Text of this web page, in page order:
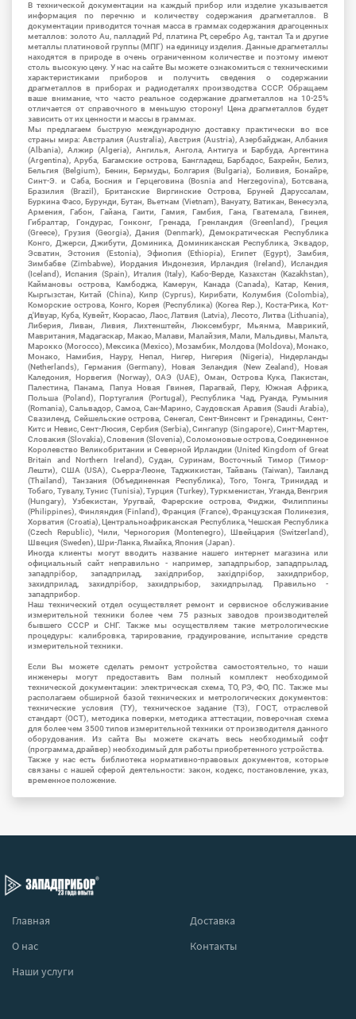
В технической документации на каждый прибор или изделие указывается
информация по перечню и количеству содержания драгметаллов. В
документации приводится точная масса в граммах содержания драгоценных
металлов: золото Au, палладий Pd, платина Pt, серебро Ag, тантал Ta и другие
металлы платиновой группы (МПГ) на единицу изделия. Данные драгметаллы
находятся в природе в очень ограниченном количестве и поэтому имеют
столь высокую цену. У нас на сайте Вы можете ознакомиться с техническими
характеристиками приборов и получить сведения о содержании
драгметаллов в приборах и радиодеталях производства СССР. Обращаем
ваше внимание, что часто реальное содержание драгметаллов на 10-25%
отличается от справочного в меньшую сторону! Цена драгметаллов будет
зависить от их ценности и массы в граммах.
Мы предлагаем быструю международную доставку практически во все
страны мира: Австралия (Australia), Австрия (Austria), Азербайджан, Албания
(Albania), Алжир (Algeria), Ангилья, Ангола, Антигуа и Барбуда, Аргентина
(Argentina), Аруба, Багамские острова, Бангладеш, Барбадос, Бахрейн, Белиз,
Бельгия (Belgium), Бенин, Бермуды, Болгария (Bulgaria), Боливия, Бонайре,
Синт-Э. и Саба, Босния и Герцеговина (Bosnia and Herzegovina), Ботсвана,
Бразилия (Brazil), Британские Виргинские Острова, Бруней Даруссалам,
Буркина Фасо, Бурунди, Бутан, Вьетнам (Vietnam), Вануату, Ватикан, Венесуэла,
Армения, Габон, Гайана, Гаити, Гамия, Гамбия, Гана, Гватемала, Гвинея,
Гибралтар, Гондурас, Гонконг, Гренада, Гренландия (Greenland), Греция
(Greece), Грузия (Georgia), Дания (Denmark), Демократическая Республика
Конго, Джерси, Джибути, Доминика, Доминиканская Республика, Эквадор,
Эсватин, Эстония (Estonia), Эфиопия (Ethiopia), Египет (Egypt), Замбия,
Зимбабве (Zimbabwe), Иордания Индонезия, Ирландия (Ireland), Исландия
(Iceland), Испания (Spain), Италия (Italy), Кабо-Верде, Казахстан (Kazakhstan),
Каймановы острова, Камбоджа, Камерун, Канада (Canada), Катар, Кения,
Кыргызстан, Китай (China), Кипр (Cyprus), Кирибати, Колумбия (Colombia),
Коморские острова, Конго, Корея (Республика) (Korea Rep.), Коста-Рика, Кот-
д'Ивуар, Куба, Кувейт, Кюрасао, Лаос, Латвия (Latvia), Лесото, Литва (Lithuania),
Либерия, Ливан, Ливия, Лихтенштейн, Люксембург, Мьянма, Маврикий,
Мавритания, Мадагаскар, Макао, Малави, Малайзия, Мали, Мальдивы, Мальта,
Марокко (Morocco), Мексика (Mexico), Мозамбик, Молдова (Moldova), Монако,
Монако, Намибия, Науру, Непал, Нигер, Нигерия (Nigeria), Нидерланды
(Netherlands), Германия (Germany), Новая Зеландия (New Zealand), Новая
Каледония, Норвегия (Norway), ОАЭ (UAE), Оман, Острова Кука, Пакистан,
Палестина, Панама, Папуа Новая Гвинея, Парагвай, Перу, Южная Африка,
Польша (Poland), Португалия (Portugal), Республика Чад, Руанда, Румыния
(Romania), Сальвадор, Самоа, Сан-Марино, Саудовская Аравия (Saudi Arabia),
Свазиленд, Сейшельские острова, Сенегал, Сент-Винсент и Гренадины, Сент-
Китс и Невис, Сент-Люсия, Сербия (Serbia), Сингапур (Singapore), Синт-Мартен,
Словакия (Slovakia), Словения (Slovenia), Соломоновые острова, Соединенное
Королевство Великобритании и Северной Ирландии (United Kingdom of Great
Britain and Northern Ireland), Судан, Суринам, Восточный Тимор (Тимор-
Лешти), США (USA), Сьерра-Леоне, Таджикистан, Тайвань (Taiwan), Таиланд
(Thailand), Танзания (Объединенная Республика), Того, Тонга, Тринидад и
Тобаго, Тувалу, Тунис (Tunisia), Турция (Turkey), Туркменистан, Уганда, Венгрия
(Hungary), Узбекистан, Уругвай, Фарерские острова, Фиджи, Филиппины
(Philippines), Финляндия (Finland), Франция (France), Французская Полинезия,
Хорватия (Croatia), Центральноафриканская Республика, Чешская Республика
(Czech Republic), Чили, Черногория (Montenegro), Швейцария (Switzerland),
Швеция (Sweden), Шри-Ланка, Ямайка, Япония (Japan).
Иногда клиенты могут вводить название нашего интернет магазина или
официальный сайт неправильно - например, западпрыбор, западпрылад,
западпрібор, западприлад, західприбор, західпрібор, захидприбор,
захидприлад, захидпрібор, захидпрыбор, захидпрылад. Правильно -
западприбор.
Наш технический отдел осуществляет ремонт и сервисное обслуживание
измерительной техники более чем 75 разных заводов производителей
бывшего СССР и СНГ. Также мы осуществляем такие метрологические
процедуры: калибровка, тарирование, градуирование, испытание средств
измерительной техники.
Если Вы можете сделать ремонт устройства самостоятельно, то наши
инженеры могут предоставить Вам полный комплект необходимой
технической документации: электрическая схема, ТО, РЭ, ФО, ПС. Также мы
располагаем обширной базой технических и метрологических документов:
технические условия (ТУ), техническое задание (ТЗ), ГОСТ, отраслевой
стандарт (ОСТ), методика поверки, методика аттестации, поверочная схема
для более чем 3500 типов измерительной техники от производителя данного
оборудования. Из сайта Вы можете скачать весь необходимый софт
(программа, драйвер) необходимый для работы приобретенного устройства.
Также у нас есть библиотека нормативно-правовых документов, которые
связаны с нашей сферой деятельности: закон, кодекс, постановление, указ,
временное положение.
Главная
Доставка
О нас
Контакты
Наши услуги